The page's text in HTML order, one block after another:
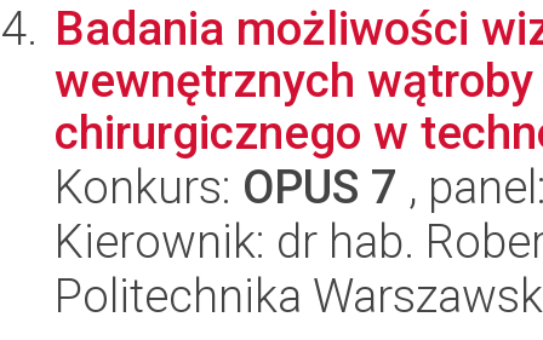
Badania możliwości
wewnętrznych
chirurgicznego w
Konkurs: OPUS 7 ,
Kierownik: dr hab.
Politechnika